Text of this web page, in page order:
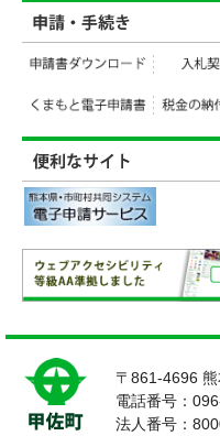
〒861-4696
電話番号：
法人番号：